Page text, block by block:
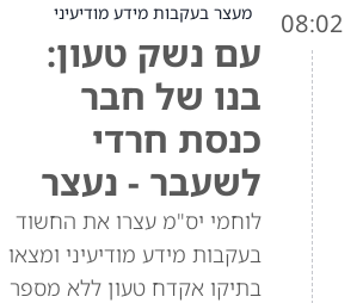
08:02 מעצר בעקבות מידע מודיעיני
עם נשק טעון:
בנו של חבר
כנסת חרדי
לשעבר - נעצר
לוחמי יס"מ עצרו את החשוד
בעקבות מידע מודיעיני ומצאו
בתיקו אקדח טעון ללא מספר